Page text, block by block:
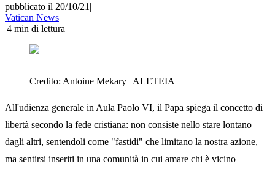
pubblicato il 20/10/21 |
Vatican News
|4 min di lettura
Credito: Antoine Mekary | ALETEIA
All'udienza generale in Aula Paolo VI, il Papa spiega il concetto di
libertà secondo la fede cristiana: non consiste nello stare lontano
dagli altri, sentendoli come "fastidi" che limitano la nostra azione,
ma sentirsi inseriti in una comunità in cui amare chi è vicino